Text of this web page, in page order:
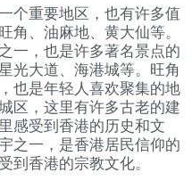
个重要地区，也有许多值
角、油麻地、黄大仙等。
一，也是许多著名景点的
光大道、海港城等。旺角
也是年轻人喜欢聚集的地
区，这里有许多古老的建
感受到香港的历史和文
之一，是香港居民信仰的
到香港的宗教文化。